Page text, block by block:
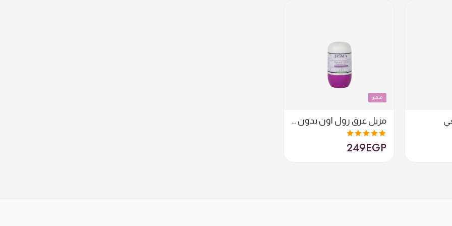
مزيل عرق رول اون بدون رائحة
متميز
تم التقييم
5.00من 5249EGP